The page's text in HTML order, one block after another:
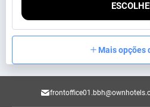
Mais opções